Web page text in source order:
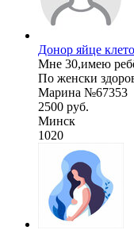
Донор яйце
Мне 30,имею
По женски
Марина №67353
2500 руб.
Минск
1020